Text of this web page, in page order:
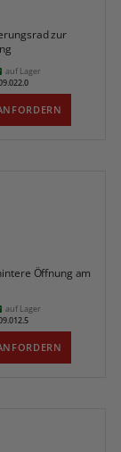
zur
auf Lager
Öffnung am
auf Lager